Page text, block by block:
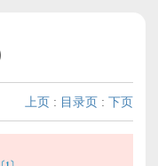
上页 : 目录页 : 下页